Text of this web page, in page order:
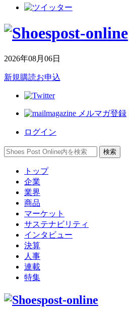
2026年08月06日
新規購読お申込
メルマガ登録
ログイン
トップ
企業
業界
商品
マーケット
サステナビリティ
インタビュー
決算
人事
連載
特集